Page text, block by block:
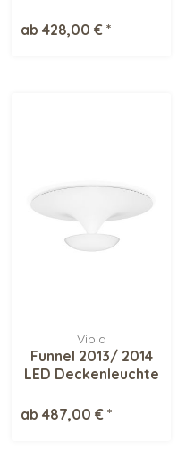
ab 428,00 € *
Vibia
Funnel 2013/ 2014
LED Deckenleuchte
ab 487,00 € *